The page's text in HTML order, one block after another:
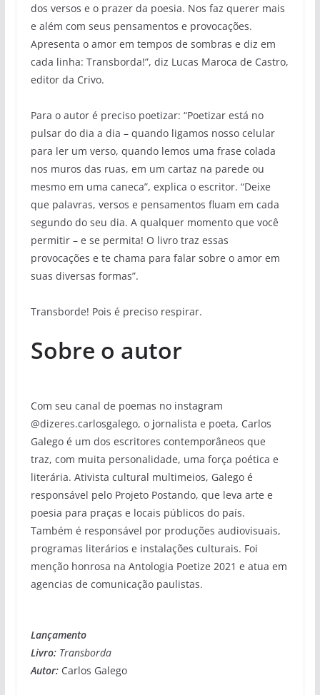
dos versos e o prazer da poesia. Nos faz querer mais
e além com seus pensamentos e provocações.
Apresenta o amor em tempos de sombras e diz em
cada linha: Transborda!”, diz Lucas Maroca de Castro,
editor da Crivo.
Para o autor é preciso poetizar: “Poetizar está no
pulsar do dia a dia – quando ligamos nosso celular
para ler um verso, quando lemos uma frase colada
nos muros das ruas, em um cartaz na parede ou
mesmo em uma caneca”, explica o escritor. “Deixe
que palavras, versos e pensamentos fluam em cada
segundo do seu dia. A qualquer momento que você
permitir – e se permita! O livro traz essas
provocações e te chama para falar sobre o amor em
suas diversas formas”.
Transborde! Pois é preciso respirar.
Sobre o autor
Com seu canal de poemas no instagram
@dizeres.carlosgalego, o jornalista e poeta, Carlos
Galego é um dos escritores contemporâneos que
traz, com muita personalidade, uma força poética e
literária. Ativista cultural multimeios, Galego é
responsável pelo Projeto Postando, que leva arte e
poesia para praças e locais públicos do país.
Também é responsável por produções audiovisuais,
programas literários e instalações culturais. Foi
menção honrosa na Antologia Poetize 2021 e atua em
agencias de comunicação paulistas.
Lançamento
Livro:Transborda
Autor: Carlos Galego